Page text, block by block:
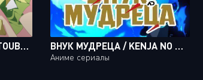
5 НЕВЕСТ (ФИЛЬМ) / 5-TOUBUN NO HANAYOME MOVIE ВНУК МУДРЕЦА / KENJA NO MAGO [12 ИЗ 12]
Аниме сериалы